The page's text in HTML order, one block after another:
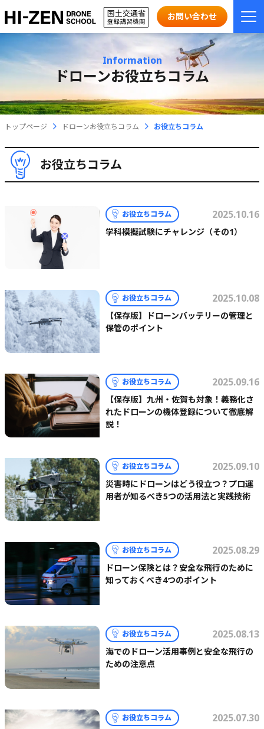
お問い合わせ
Information
ドローンお役立ちコラム
トップページ ドローンお役立ちコラム お役立ちコラム
お役立ちコラム
お役立ちコラム 2025.10.16
学科模擬試験にチャレンジ（その1）
お役立ちコラム 2025.10.08
【保存版】ドローンバッテリーの管理と
保管のポイント
お役立ちコラム 2025.09.16
【保存版】九州・佐賀も対象！義務化さ
れたドローンの機体登録について徹底解
説！
お役立ちコラム 2025.09.10
災害時にドローンはどう役立つ？プロ運
用者が知るべき5つの活用法と実践技術
お役立ちコラム 2025.08.29
ドローン保険とは？安全な飛行のために
知っておくべき4つのポイント
お役立ちコラム 2025.08.13
海でのドローン活用事例と安全な飛行の
ための注意点
お役立ちコラム 2025.07.30